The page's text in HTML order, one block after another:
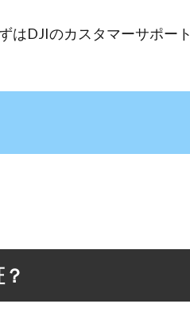
はDJIのカスタマーサポー